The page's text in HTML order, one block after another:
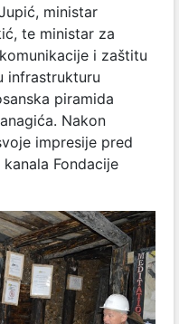
ministar
te ministar za
i zaštitu
infrastrukturu
piramida
Nakon
impresije pred
Fondacije